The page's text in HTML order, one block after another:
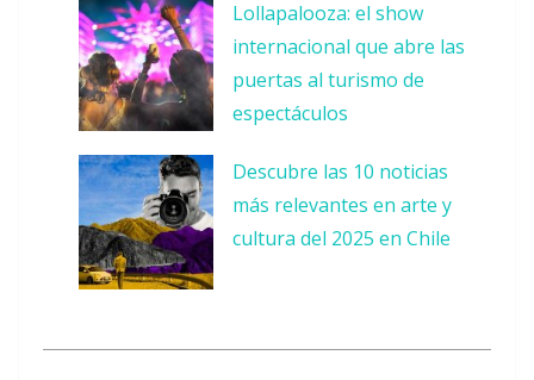
Lollapalooza: el show
internacional que abre las
puertas al turismo de
espectáculos
Descubre las 10 noticias
más relevantes en arte y
cultura del 2025 en Chile